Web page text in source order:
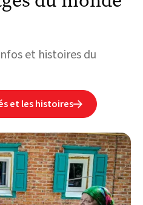
et histoires du
et les histoires